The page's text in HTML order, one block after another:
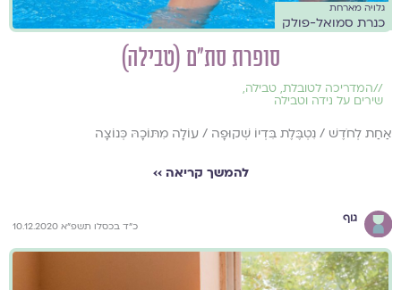
גלויה מארחת
כנרת סמואל-פולק
סופרת סת"ם (טבילה)
//המדריכה לטובלת, טבילה,
שירים על נידה וטבילה
אַחַת לְחֹדֶשׁ / נִטְבֶּלֶת בִּדְיוֹ שְׁקוּפָה / עוֹלָה מִתּוֹכָהּ כְּנוֹצָה
להמשך קריאה ››
גוף
כ״ד בכסלו תשפ״א 10.12.2020